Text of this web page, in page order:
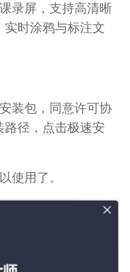
录屏，支持高清晰
实时涂鸦与标注文
装包，同意许可协
径，点击极速安
用了。